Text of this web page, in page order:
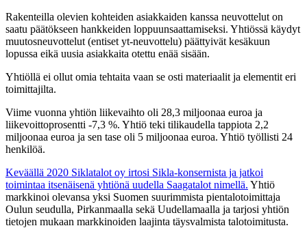
Rakenteilla olevien kohteiden asiakkaiden kanssa neuvottelut on
saatu päätökseen hankkeiden loppuunsaattamiseksi. Yhtiössä käydyt
muutosneuvottelut (entiset yt-neuvottelu) päättyivät kesäkuun
lopussa eikä uusia asiakkaita otettu enää sisään.
Yhtiöllä ei ollut omia tehtaita vaan se osti materiaalit ja elementit eri
toimittajilta.
Viime vuonna yhtiön liikevaihto oli 28,3 miljoonaa euroa ja
liikevoittoprosentti -7,3 %. Yhtiö teki tilikaudella tappiota 2,2
miljoonaa euroa ja sen tase oli 5 miljoonaa euroa. Yhtiö työllisti 24
henkilöä.
Keväällä 2020 Siklatalot oy irtosi Sikla-konsernista ja jatkoi
toimintaa itsenäisenä yhtiönä uudella Saagatalot nimellä. Yhtiö
markkinoi olevansa yksi Suomen suurimmista pientalotoimittaja
Oulun seudulla, Pirkanmaalla sekä Uudellamaalla ja tarjosi yhtiön
tietojen mukaan markkinoiden laajinta täysvalmista talotoimitusta.